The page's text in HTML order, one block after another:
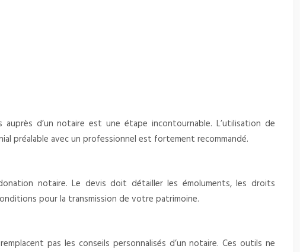
d’un notaire est une étape incontournable. L’utilisation de
préalable avec un professionnel est fortement recommandé.
notaire. Le devis doit détailler les émoluments, les droits
pour la transmission de votre patrimoine.
pas les conseils personnalisés d’un notaire. Ces outils ne